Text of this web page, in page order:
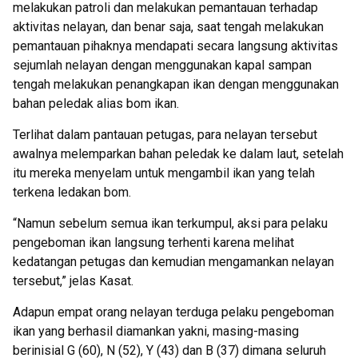
melakukan patroli dan melakukan pemantauan terhadap
aktivitas nelayan, dan benar saja, saat tengah melakukan
pemantauan pihaknya mendapati secara langsung aktivitas
sejumlah nelayan dengan menggunakan kapal sampan
tengah melakukan penangkapan ikan dengan menggunakan
bahan peledak alias bom ikan.
Terlihat dalam pantauan petugas, para nelayan tersebut
awalnya melemparkan bahan peledak ke dalam laut, setelah
itu mereka menyelam untuk mengambil ikan yang telah
terkena ledakan bom.
“Namun sebelum semua ikan terkumpul, aksi para pelaku
pengeboman ikan langsung terhenti karena melihat
kedatangan petugas dan kemudian mengamankan nelayan
tersebut,” jelas Kasat.
Adapun empat orang nelayan terduga pelaku pengeboman
ikan yang berhasil diamankan yakni, masing-masing
berinisial G (60), N (52), Y (43) dan B (37) dimana seluruh